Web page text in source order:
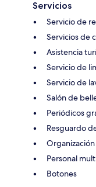
Servicios
Servicio de
Servicios de
Asistencia
Servicio de
Servicio de
Salón de
Periódicos
Resguardo
Personal
Botones